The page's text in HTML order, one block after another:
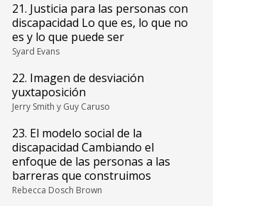
21. Justicia para las personas con
discapacidad Lo que es, lo que no
es y lo que puede ser
Syard Evans
22. Imagen de desviación
yuxtaposición
Jerry Smith y Guy Caruso
23. El modelo social de la
discapacidad Cambiando el
enfoque de las personas a las
barreras que construimos
Rebecca Dosch Brown